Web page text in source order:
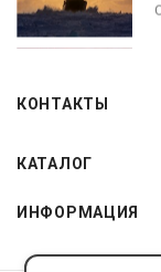
КОНТАКТЫ
КАТАЛОГ
ИНФОРМАЦИЯ